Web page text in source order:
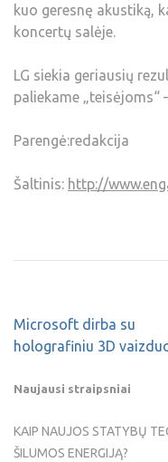
kuo geresnę akustiką,
koncertų salėje.
LG siekia geriausių
paliekame „teisėjoms“
Parengė:redakcija
Šaltinis: http://
Microsoft dirba su
holografiniu 3D
Naujausi straipsniai
KAIP NAUJOS STATYBŲ
ŠILUMOS ENERGIJĄ?